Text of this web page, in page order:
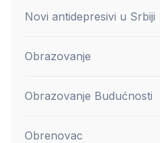
Novi antidepresivi u Srbiji
Obrazovanje
Obrazovanje Budućnosti
Obrenovac